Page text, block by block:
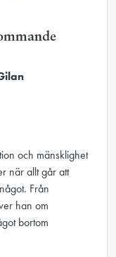
och mänsklighet
när allt går att
Från
han om
bortom